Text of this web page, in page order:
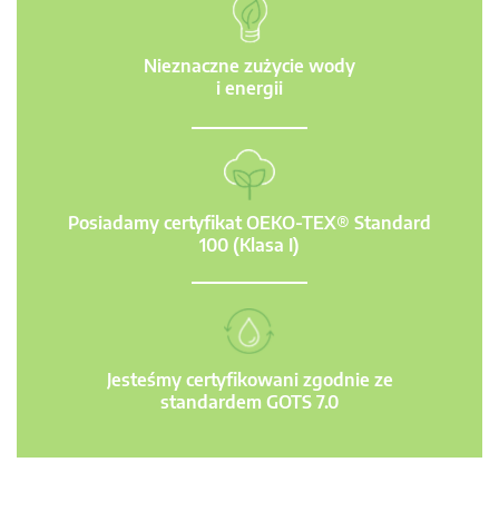
Nieznaczne zużycie wody
i energii
Posiadamy certyfikat OEKO-TEX® Standard
100 (Klasa I)
Jesteśmy certyfikowani zgodnie ze
standardem GOTS 7.0